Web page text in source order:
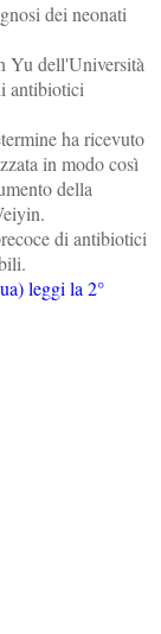
dei neonati
Yu dell'Università
antibiotici
ha ricevuto
in modo così
della
di antibiotici
leggi la 2°